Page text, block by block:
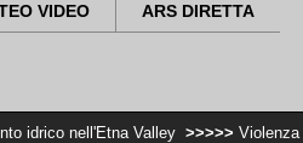
VIDEO ARS DIRETTA
Valley >>>>> Violenza di genere,